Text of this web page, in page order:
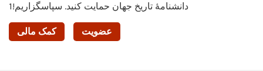
دانشنامۀ تاریخ جهان حمایت کنید. سپاسگزاریم!1
کمک مالی عضویت